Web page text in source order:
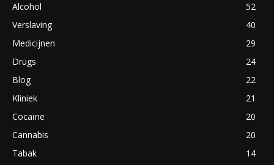
Alcohol
52
Verslaving
40
Medicijnen
29
Drugs
24
Blog
22
Kliniek
21
Cocaïne
20
Cannabis
20
Tabak
14